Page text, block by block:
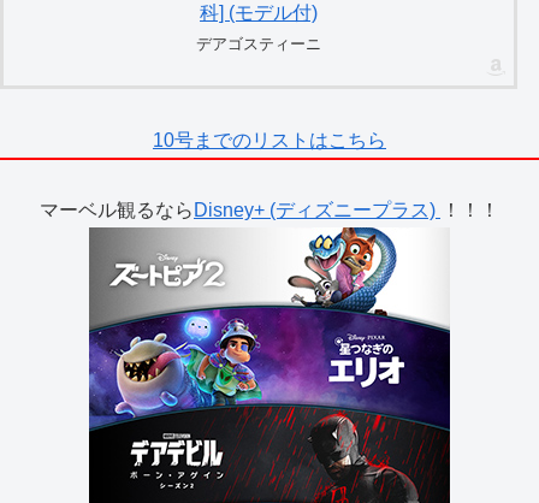
科] (モデル付)
デアゴスティーニ
10号までのリストはこちら
マーベル観るなら Disney+ (ディズニープラス) ！！！